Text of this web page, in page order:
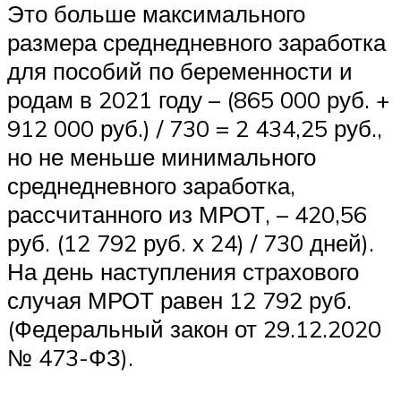
Это больше максимального
размера среднедневного заработка
для пособий по беременности и
родам в 2021 году – (865 000 руб. +
912 000 руб.) / 730 = 2 434,25 руб.,
но не меньше минимального
среднедневного заработка,
рассчитанного из МРОТ, – 420,56
руб. (12 792 руб. х 24) / 730 дней).
На день наступления страхового
случая МРОТ равен 12 792 руб.
(Федеральный закон от 29.12.2020
№ 473-ФЗ).